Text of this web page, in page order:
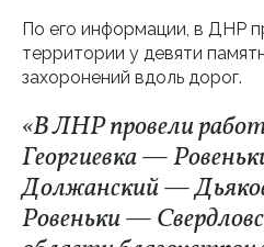
По его информации, в ДНР
территории у девяти
захоронений вдоль дорог.
«В ЛНР провели
Георгиевка —
Должанский —
Ровеньки —